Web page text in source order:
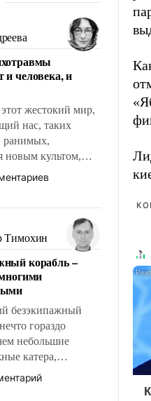
и человека, и
жестокий мир,
нас, таких
ранимых,
новым культом,
вытесняя и
и твердым под
брать на себя
помогать
вперед и
Тимохин
корабль –
безэкипажный
гораздо
небольшие
катера,
которых уже
Задача по